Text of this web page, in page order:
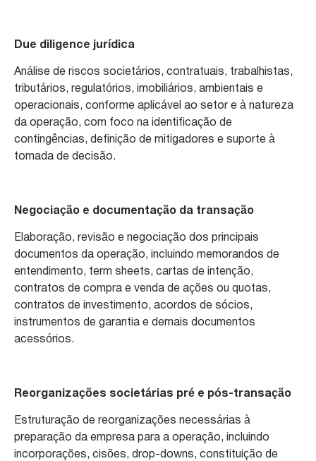
Due diligence jurídica
Análise de riscos societários, contratuais, trabalhistas,
tributários, regulatórios, imobiliários, ambientais e
operacionais, conforme aplicável ao setor e à natureza
da operação, com foco na identificação de
contingências, definição de mitigadores e suporte à
tomada de decisão.
Negociação e documentação da transação
Elaboração, revisão e negociação dos principais
documentos da operação, incluindo memorandos de
entendimento, term sheets, cartas de intenção,
contratos de compra e venda de ações ou quotas,
contratos de investimento, acordos de sócios,
instrumentos de garantia e demais documentos
acessórios.
Reorganizações societárias pré e pós-transação
Estruturação de reorganizações necessárias à
preparação da empresa para a operação, incluindo
incorporações, cisões, drop-downs, constituição de